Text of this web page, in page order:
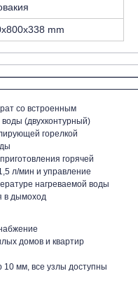
mm
со встроенным
(двухконтурный)
горелкой
горячей
л/мин и управление
нагреваемой воды
в дымоход
домов и квартир
мм, все узлы доступны